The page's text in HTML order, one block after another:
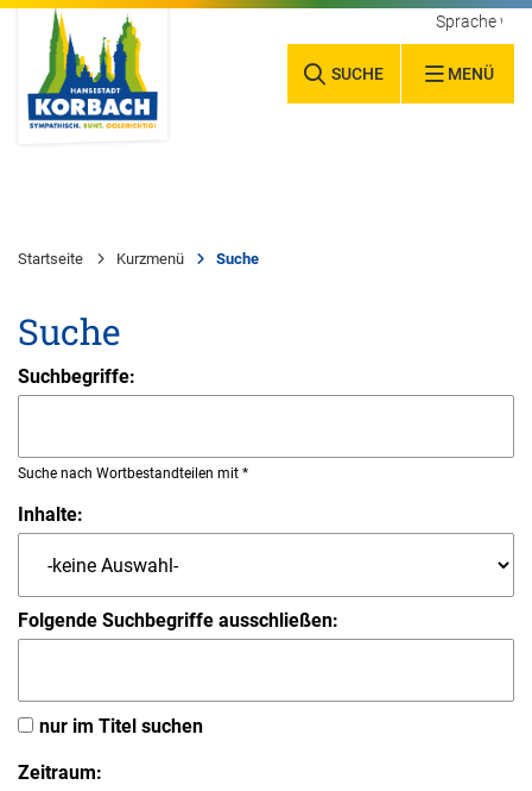
SUCHE MENÜ
Sprache
Startseite Kurzmenü Suche
Suche
Suchbegriffe:
Suche nach Wortbestandteilen mit *
Inhalte:
Folgende Suchbegriffe ausschließen:
nur im Titel suchen
Zeitraum: